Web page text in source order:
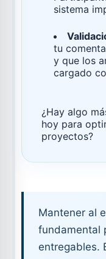
sistema
tu
y que los
cargado
¿Hay algo
hoy para
proyectos?
Mantener al
fundamental
entregables.